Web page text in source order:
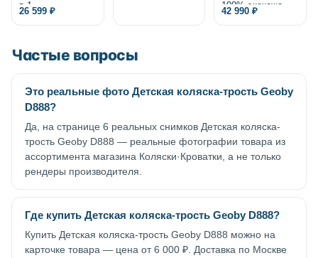
в 1
26 599 ₽
100% экокожа
42 990 ₽
Частые вопросы
Это реальные фото Детская коляска-трость Geoby
D888?
Да, на странице 6 реальных снимков Детская коляска-
трость Geoby D888 — реальные фотографии товара из
ассортимента магазина Коляски·Кроватки, а не только
рендеры производителя.
Где купить Детская коляска-трость Geoby D888?
Купить Детская коляска-трость Geoby D888 можно на
карточке товара — цена от 6 000 ₽. Доставка по Москве